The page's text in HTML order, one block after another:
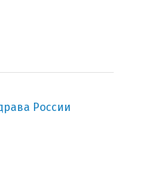
России